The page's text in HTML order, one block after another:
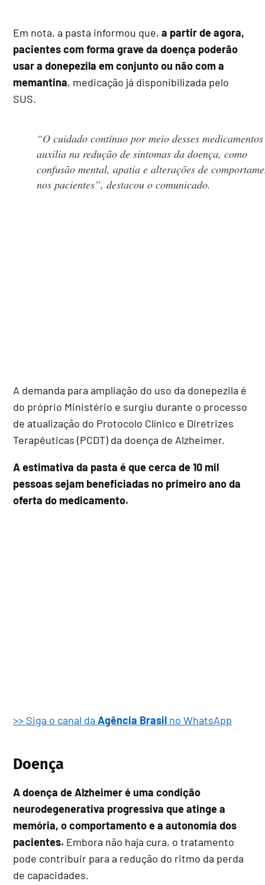
Em nota, a pasta informou que,a partir de agora,
pacientes com forma grave da doença poderão
usar a donepezila em conjunto ou não com a
memantina, medicação já disponibilizada pelo
SUS.
“O cuidado contínuo por meio desses medicamentos
auxilia na redução de sintomas da doença, como
confusão mental, apatia e alterações de
nos pacientes”, destacou o comunicado.
A demanda para ampliação do uso da donepezila é
do próprio Ministério e surgiu durante o processo
de atualização do Protocolo Clínico e Diretrizes
Terapêuticas (PCDT) da doença de Alzheimer.
A estimativa da pasta é que cerca de 10 mil
pessoas sejam beneficiadas no primeiro ano da
oferta do medicamento.
>> Siga o canal daAgência Brasil no WhatsApp
Doença
A doença de Alzheimer é uma condição
neurodegenerativa progressiva que atinge a
memória, o comportamento e a autonomia dos
pacientes. Embora não haja cura, o tratamento
pode contribuir para a redução do ritmo da perda
de capacidades.